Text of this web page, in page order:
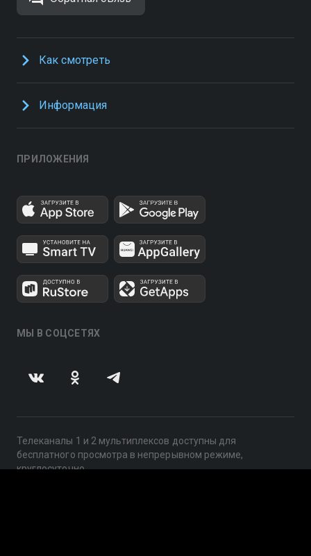
Как смотреть
Информация
ПРИЛОЖЕНИЯ
МЫ В СОЦСЕТЯХ
Телеканалы 1 и 2 мультиплексов доступны для
бесплатного просмотра в непрерывном режиме,
круглосуточно.